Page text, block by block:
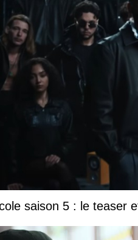
saison 5 : le teaser